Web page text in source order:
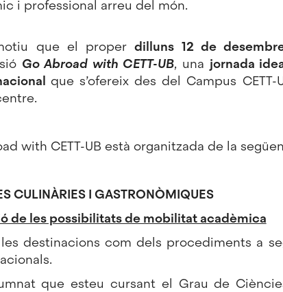
i professional arreu del món.
que el properdilluns 12 de
Go Abroad with CETT-UB, una jornada
que s’ofereix des del Campus
with CETT-UB està organitzada de la
CULINÀRIES I GASTRONÒMIQUES
de les possibilitats de mobilitat acadèmica
destinacions com dels procediments a
que esteu cursant el Grau de